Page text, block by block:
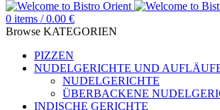
0 items / 0.00 €
Browse KATEGORIEN
PIZZEN
NUDELGERICHTE UND
NUDELGERICHTE
ÜBERBACKENE
INDISCHE GERICHTE